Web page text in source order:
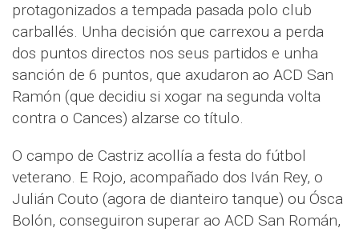
protagonizados a tempada pasada polo club
carballés. Unha decisión que carrexou a perda
dos puntos directos nos seus partidos e unha
sanción de 6 puntos, que axudaron ao ACD San
Ramón (que decidiu si xogar na segunda volta
contra o Cances) alzarse co título.
O campo de Castriz acollía a festa do fútbol
veterano. E Rojo, acompañado dos Iván Rey, o
Julián Couto (agora de dianteiro tanque) ou Ósca
Bolón, conseguiron superar ao ACD San Román,